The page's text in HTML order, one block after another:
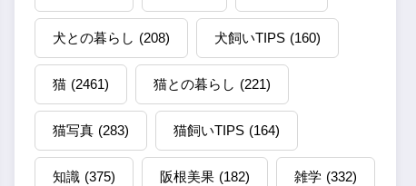
犬との暮らし (208) 犬飼いTIPS (160)
猫 (2461) 猫との暮らし (221)
猫写真 (283) 猫飼いTIPS (164)
知識 (375) 阪根美果 (182) 雑学 (332)